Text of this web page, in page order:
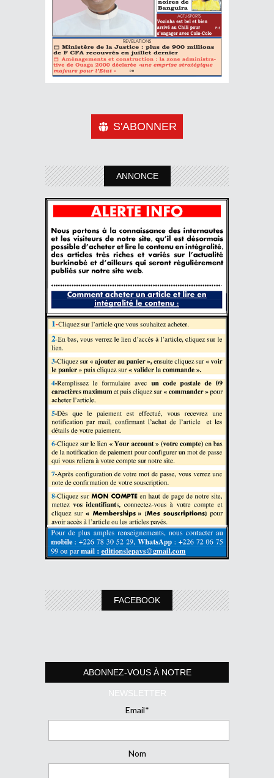
S'ABONNER
ANNONCE
FACEBOOK
ABONNEZ-VOUS À NOTRE
NEWSLETTER
Email*
Nom